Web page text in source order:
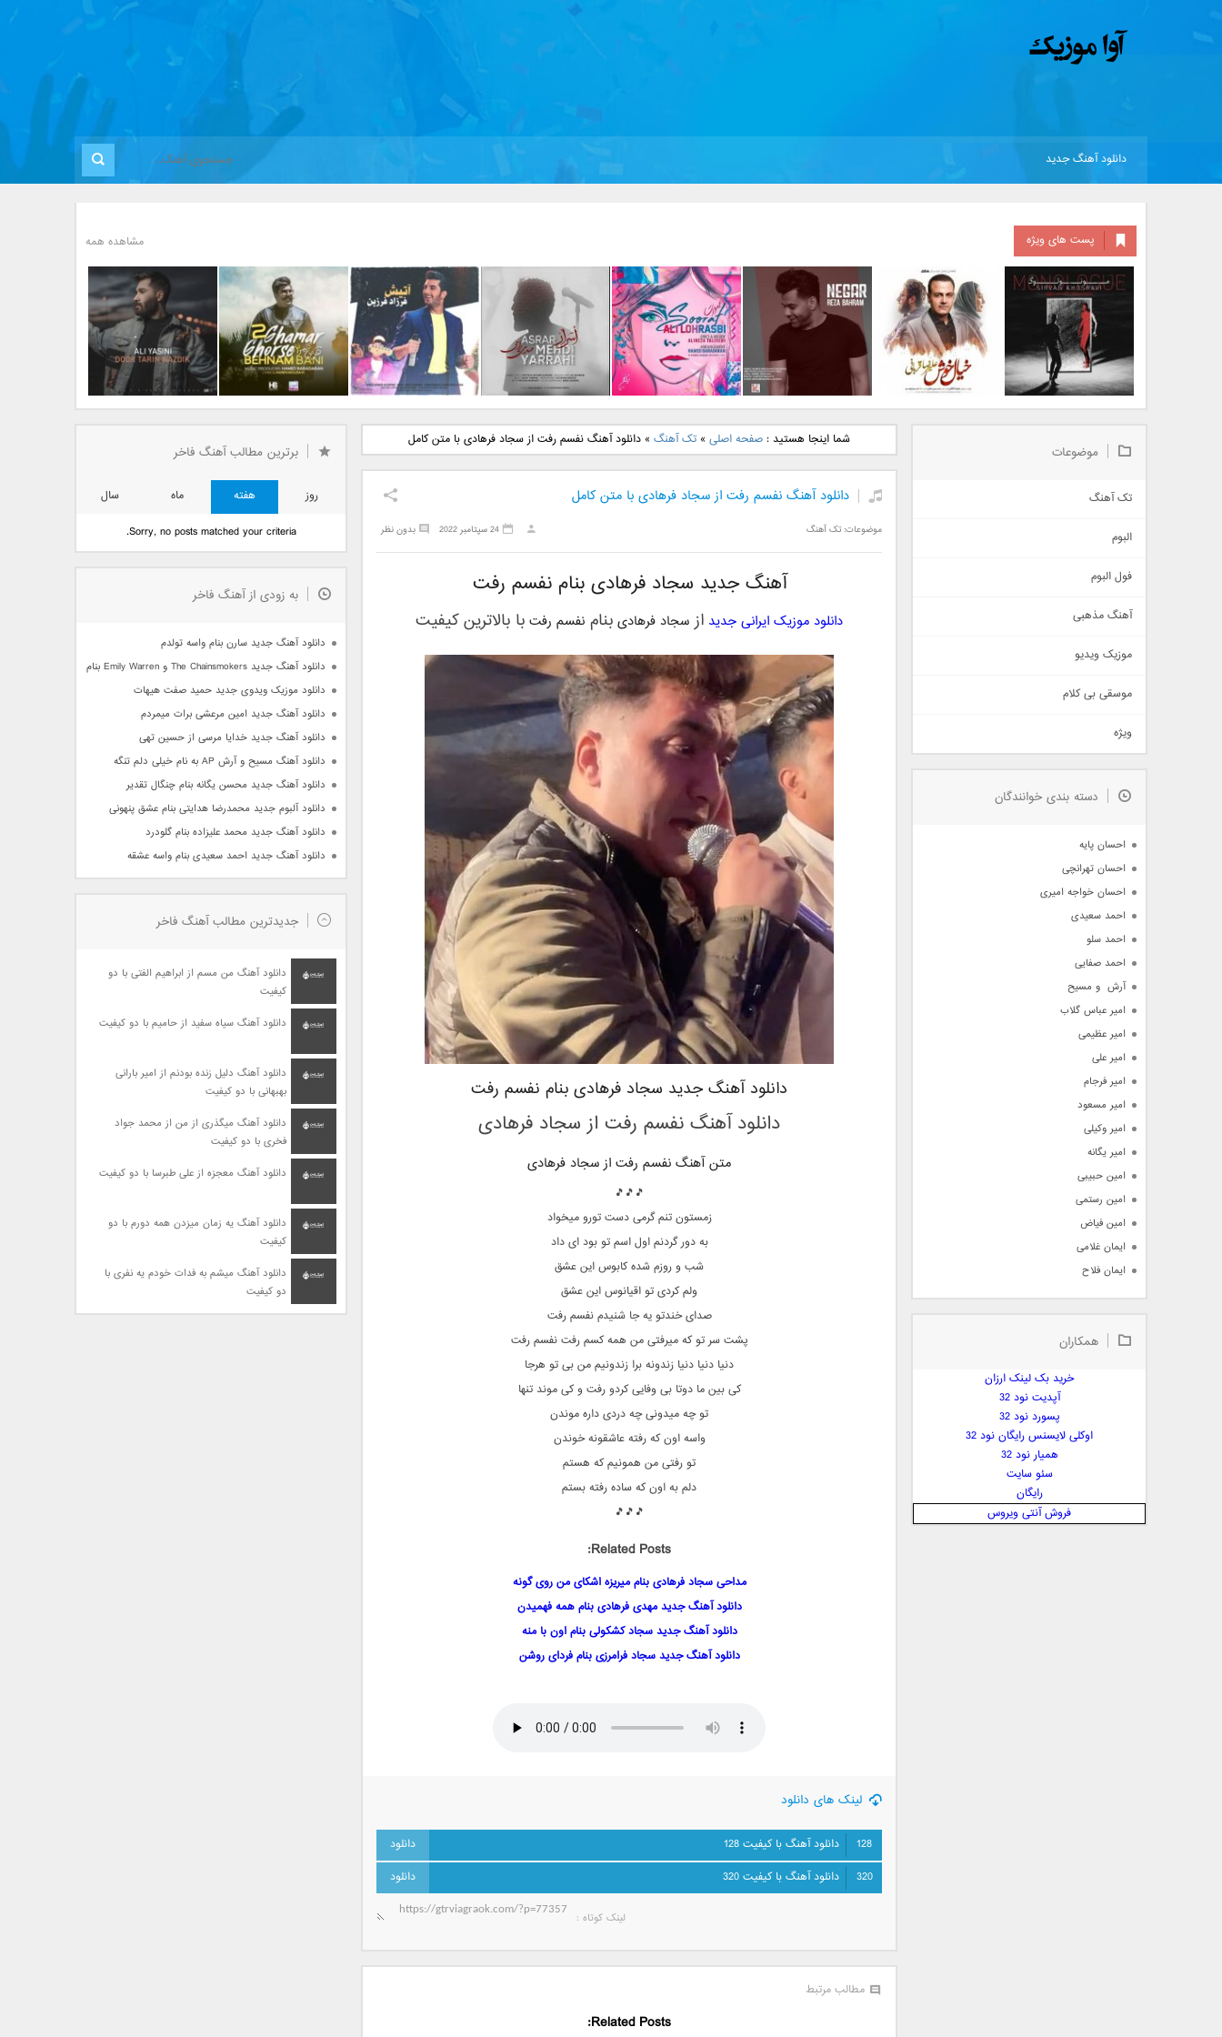
دانلود آهنگ جدید
پست های ویژه مشاهده همه
خسروی بنام مونولوگ
دانلود آهنگ جدید علیرضا
دانلود آهنگ جدید رضا
بهرام بنام نگار
دانلود آهنگ جدید علی
لهراسبی بنام صورت
دانلود آهنگ جدید مهدی
یراحی بنام اسرار
دانلود آهنگ جدید فرزاد
فرزین بنام آتیش
بانی بنام قرص قمر 2
یاسینی بنام دورترین نزدیک
شما اینجا هستید :صفحه اصلی »تک آهنگ »دانلود آهنگ نفسم رفت از سجاد فرهادی با متن کامل
دانلود آهنگ نفسم رفت از سجاد فرهادی با متن کامل
موضوعات:تک آهنگ بدون نظر 24 سپتامبر 2022
آهنگ جدید سجاد فرهادی بنام نفسم رفت
دانلود موزیک ایرانی جدید از سجاد فرهادی بنام نفسم رفت با بالاترین کیفیت
دانلود آهنگ جدید سجاد فرهادی بنام نفسم رفت
دانلود آهنگ نفسم رفت از سجاد فرهادی
متن آهنگ نفسم رفت از سجاد فرهادی
🎵🎵🎵
زمستون تنم گرمی دست تورو میخواد
به دور گردنم اول اسم تو بود ای داد
شب و روزم شده کابوس این عشق
ولم کردی تو اقیانوس این عشق
صدای خندتو یه جا شنیدم نفسم رفت
پشت سر تو که میرفتی من همه کسم رفت نفسم رفت
دنیا دنیا دنیا زندونه برا زندونیم من بی تو هرجا
کی بین ما دوتا بی وفایی کردو رفت و کی موند تنها
تو چه میدونی چه دردی داره موندن
واسه اون که رفته عاشقونه خوندن
تو رفتی من همونیم که هستم
دلم به اون که ساده رفته بستم
🎵🎵🎵
Related Posts:
مداحی سجاد فرهادی بنام میریزه اشکای من روی گونه
دانلود آهنگ جدید مهدی فرهادی بنام همه فهمیدن
دانلود آهنگ جدید سجاد کشکولی بنام اون با منه
دانلود آهنگ جدید سجاد فرامرزی بنام فردای روشن
لینک های دانلود
128
دانلود آهنگ با کیفیت 128
320
دانلود آهنگ با کیفیت 320
لینک کوتاه‌ :
مطالب مرتبط
Related Posts:
برترین مطالب آهنگ فاخر
روز هفته ماه
سال
Sorry, no posts matched your criteria.
به زودی از آهنگ فاخر
دانلود آهنگ جدید سارن بنام واسه تولدم
دانلود آهنگ جدید The Chainsmokers و Emily Warren بنام Side Effects
دانلود موزیک ویدوی جدید حمید صفت هیهات
دانلود آهنگ جدید امین مرعشی برات میمردم
دانلود آهنگ جدید خدایا مرسی از حسین تهی
دانلود آهنگ مسیح و آرش AP به نام خیلی دلم تنگه
دانلود آهنگ جدید محسن یگانه بنام چنگال تقدیر
دانلود آلبوم جدید محمدرضا هدایتی بنام عشق پنهونی
دانلود آهنگ جدید محمد علیزاده بنام گلودرد
دانلود آهنگ جدید احمد سعیدی بنام واسه عشقه
جدیدترین مطالب آهنگ فاخر
دانلود آهنگ من مسم از ابراهیم الفتی با دو
کیفیت
دانلود آهنگ سیاه سفید از حامیم با دو کیفیت
دانلود آهنگ دلیل زنده بودنم از امیر بارانی
بهبهانی با دو کیفیت
دانلود آهنگ میگذری از من از محمد جواد
فخری با دو کیفیت
دانلود آهنگ معجزه از علی طبرسا با دو کیفیت
دانلود آهنگ یه زمان میزدن همه دورم با دو
کیفیت
دانلود آهنگ میشم به فدات خودم یه نفری با
دو کیفیت
موضوعات
تک آهنگ
اجتماعی
حماسی
سنتی
اهنگ بندرعباسی
دمو
مذهبی
جدیدترین ها
البوم
فول البوم
آهنگ مذهبی
موزیک ویدیو
موسقی بی کلام
ویژه
دسته بندی خوانندگان
احسان پایه
احسان تهرانچی
احسان خواجه امیری
احمد سعیدی
احمد سلو
احمد صفایی
آرش  و مسیح
امیر عباس گلاب
امیر عظیمی
امیر علی
امیر فرجام
امیر مسعود
امیر وکیلی
امیر یگانه
امین حبیبی
امین رستمی
امین فیاض
ایمان غلامی
ایمان فلاح
بابک جهانبخش
بابک مافی
بهنام صفوی
پارسا چیلیک
همکاران
خرید بک لینک ارزان
آپدیت نود 32
پسورد نود 32
اوکلی لایسنس رایگان نود 32
همیار نود 32
سئو سایت
رایگان
فروش آنتی ویروس